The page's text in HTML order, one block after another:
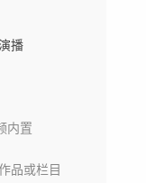
播
内置
品或栏目